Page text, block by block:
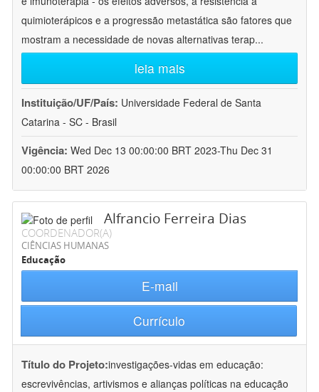
quimioterápicos e a progressão metastática são fatores que
mostram a necessidade de novas alternativas terap...
leia mais
Instituição/UF/País: Universidade Federal de Santa
Catarina - SC - Brasil
Vigência: Wed Dec 13 00:00:00 BRT 2023-Thu Dec 31
00:00:00 BRT 2026
Alfrancio Ferreira Dias
COORDENADOR(A)
CIÊNCIAS HUMANAS
Educação
E-mail
Currículo
Título do Projeto:investigações-vidas em educação:
escrevivências, artivismos e alianças políticas na educação